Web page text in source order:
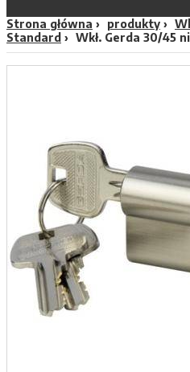
Strona główna produkty
Standard
Wkł. Gerda 30/45